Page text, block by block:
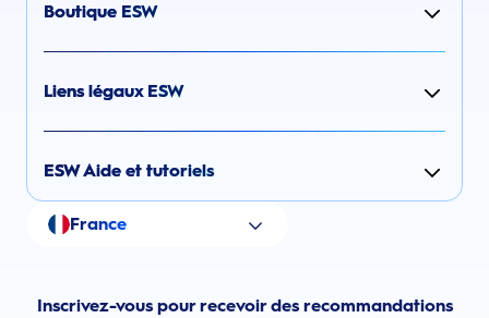
Boutique ESW
Liens légaux ESW
ESW Aide et tutoriels
France
Inscrivez-vous pour recevoir des recommandations